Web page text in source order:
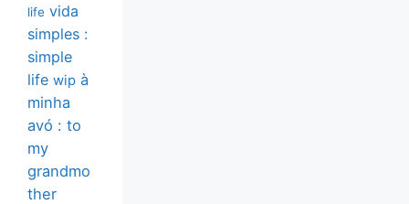
life vida
simples :
simple
life wip à
minha
avó : to
my
grandmo
ther